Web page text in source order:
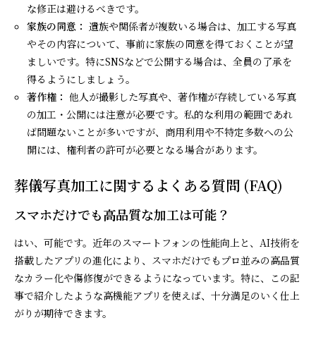
な修正は避けるべきです。
家族の同意： 遺族や関係者が複数いる場合は、加工する写真
やその内容について、事前に家族の同意を得ておくことが望
ましいです。特にSNSなどで公開する場合は、全員の了承を
得るようにしましょう。
著作権： 他人が撮影した写真や、著作権が存続している写真
の加工・公開には注意が必要です。私的な利用の範囲であれ
ば問題ないことが多いですが、商用利用や不特定多数への公
開には、権利者の許可が必要となる場合があります。
葬儀写真加工に関するよくある質問 (FAQ)
スマホだけでも高品質な加工は可能？
はい、可能です。近年のスマートフォンの性能向上と、AI技術を
搭載したアプリの進化により、スマホだけでもプロ並みの高品質
なカラー化や傷修復ができるようになっています。特に、この記
事で紹介したような高機能アプリを使えば、十分満足のいく仕上
がりが期待できます。